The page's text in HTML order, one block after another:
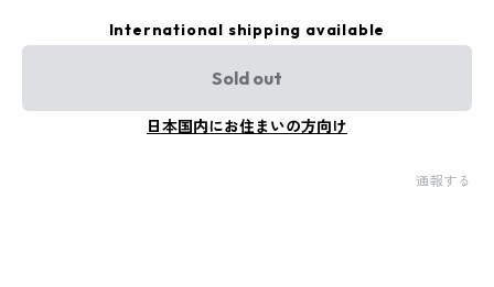
International shipping available
Sold out
日本国内にお住まいの方向け
通報する